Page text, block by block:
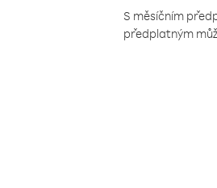
S měsíčním
předplatným